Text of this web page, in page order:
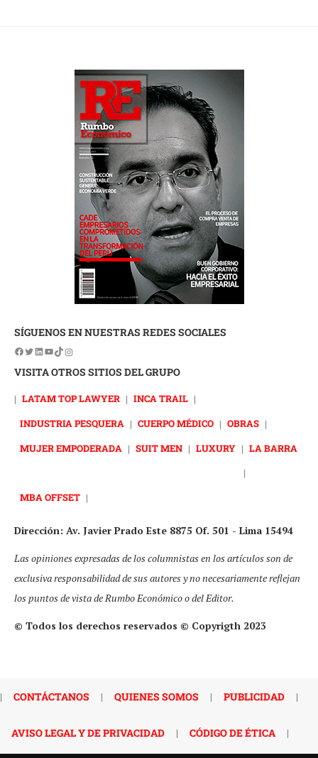
SÍGUENOS EN NUESTRAS REDES SOCIALES
VISITA OTROS SITIOS DEL GRUPO
| LATAM TOP LAWYER | INCA TRAIL |
INDUSTRIA PESQUERA | CUERPO MÉDICO | OBRAS |
MUJER EMPODERADA | SUIT MEN | LUXURY | LA BARRA
|
MBA OFFSET |
Dirección: Av. Javier Prado Este 8875 Of. 501 - Lima 15494
Las opiniones expresadas de los columnistas en los artículos son de
exclusiva responsabilidad de sus autores y no necesariamente reflejan
los puntos de vista de Rumbo Económico o del Editor.
© Todos los derechos reservados © Copyrigth 2023
| CONTÁCTANOS | QUIENES SOMOS | PUBLICIDAD |
AVISO LEGAL Y DE PRIVACIDAD | CÓDIGO DE ÉTICA |